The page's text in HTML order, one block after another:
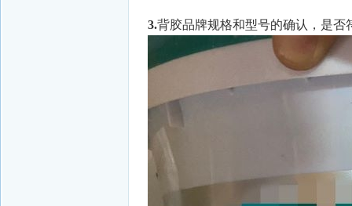
3.背胶品牌规格和型号的确认，是否